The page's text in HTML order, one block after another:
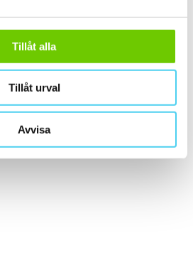
Tillåt alla
Tillåt urval
Avvisa